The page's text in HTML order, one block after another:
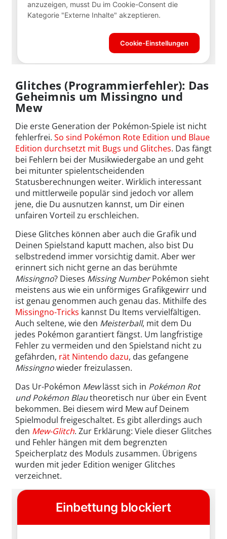
Glitches (Programmierfehler): Das
Geheimnis um Missingno und
Mew
Die erste Generation der Pokémon-Spiele ist nicht
fehlerfrei. So sind Pokémon Rote Edition und Blaue
Edition durchsetzt mit Bugs und Glitches. Das fängt
bei Fehlern bei der Musikwiedergabe an und geht
bei mitunter spielentscheidenden
Statusberechnungen weiter. Wirklich interessant
und mittlerweile populär sind jedoch vor allem
jene, die Du ausnutzen kannst, um Dir einen
unfairen Vorteil zu erschleichen.
Diese Glitches können aber auch die Grafik und
Deinen Spielstand kaputt machen, also bist Du
selbstredend immer vorsichtig damit. Aber wer
erinnert sich nicht gerne an das berühmte
Missingno? Dieses Missing NumberPokémon sieht
meistens aus wie ein unförmiges Grafikgewirr und
ist genau genommen auch genau das. Mithilfe des
Missingno-Tricks kannst Du Items vervielfältigen.
Auch seltene, wie den Meisterball, mit dem Du
jedes Pokémon garantiert fängst. Um langfristige
Fehler zu vermeiden und den Spielstand nicht zu
gefährden, rät Nintendo dazu, das gefangene
Missingnowieder freizulassen.
Das Ur-Pokémon Mewlässt sich in Pokémon Rot
und Pokémon Blautheoretisch nur über ein Event
bekommen. Bei diesem wird Mew auf Deinem
Spielmodul freigeschaltet. Es gibt allerdings auch
den Mew-Glitch. Zur Erklärung: Viele dieser Glitches
und Fehler hängen mit dem begrenzten
Speicherplatz des Moduls zusammen. Übrigens
wurden mit jeder Edition weniger Glitches
verzeichnet.